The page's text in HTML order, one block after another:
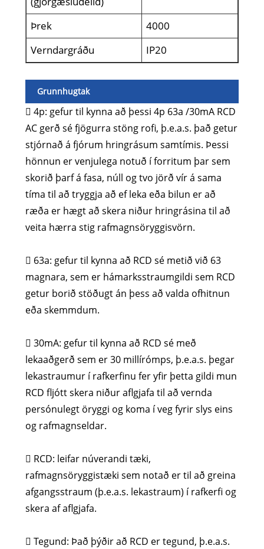
Þrek
4000
Verndargráðu
IP20
Grunnhugtak
 4p: gefur til kynna að þessi 4p 63a /30mA RCD
AC gerð sé fjögurra stöng rofi, þ.e.a.s. það getur
stjórnað á fjórum hringrásum samtímis. Þessi
hönnun er venjulega notuð í forritum þar sem
skorið þarf á fasa, núll og tvo jörð vír á sama
tíma til að tryggja að ef leka eða bilun er að
ræða er hægt að skera niður hringrásina til að
veita hærra stig rafmagnsöryggisvörn.
 63a: gefur til kynna að RCD sé metið við 63
magnara, sem er hámarksstraumgildi sem RCD
getur borið stöðugt án þess að valda ofhitnun
eða skemmdum.
 30mA: gefur til kynna að RCD sé með
lekaaðgerð sem er 30 millírómps, þ.e.a.s. þegar
lekastraumur í rafkerfinu fer yfir þetta gildi mun
RCD fljótt skera niður aflgjafa til að vernda
persónulegt öryggi og koma í veg fyrir slys eins
og rafmagnseldar.
 RCD: leifar núverandi tæki,
rafmagnsöryggistæki sem notað er til að greina
afgangsstraum (þ.e.a.s. lekastraum) í rafkerfi og
skera af aflgjafa.
 Tegund: Það þýðir að RCD er tegund, þ.e.a.s.